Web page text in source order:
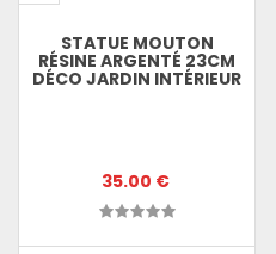
STATUE MOUTON
RÉSINE ARGENTÉ 23CM
DÉCO JARDIN INTÉRIEUR
35.00 €